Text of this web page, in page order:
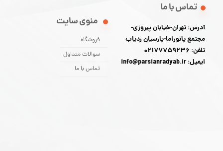
منوی سایت
فروشگاه
سوالات متداول
تماس با ما
تماس با ما
آدرس: تهران-خیابان پیروزی-
مجتمع پانوراما-پارسیان ردیاب
تلفن: 02177759236
ایمیل: info@parsianradyab.ir